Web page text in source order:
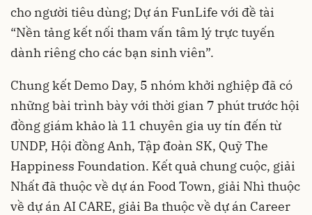
cho người tiêu dùng; Dự án FunLife với đề tài
“Nền tảng kết nối tham vấn tâm lý trực tuyến
dành riêng cho các bạn sinh viên”.
Chung kết Demo Day, 5 nhóm khởi nghiệp đã có
những bài trình bày với thời gian 7 phút trước hội
đồng giám khảo là 11 chuyên gia uy tín đến từ
UNDP, Hội đồng Anh, Tập đoàn SK, Quỹ The
Happiness Foundation. Kết quả chung cuộc, giải
Nhất đã thuộc về dự án Food Town, giải Nhì thuộc
về dự án AI CARE, giải Ba thuộc về dự án Career